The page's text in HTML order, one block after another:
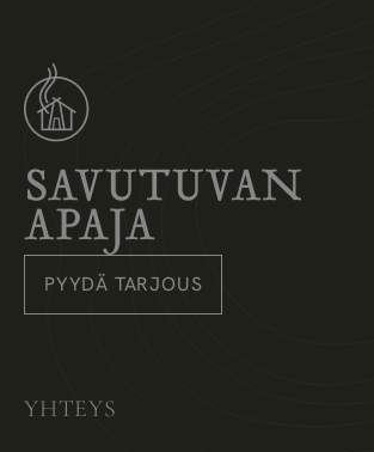
PYYDÄ TARJOUS
YHTEYS